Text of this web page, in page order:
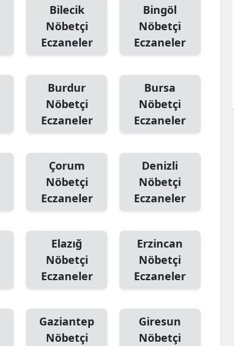
Bilecik
Nöbetçi
Eczaneler
Bingöl
Nöbetçi
Eczaneler
Burdur
Nöbetçi
Eczaneler
Bursa
Nöbetçi
Eczaneler
Çorum
Nöbetçi
Eczaneler
Denizli
Nöbetçi
Eczaneler
Elazığ
Nöbetçi
Eczaneler
Erzincan
Nöbetçi
Eczaneler
Gaziantep
Nöbetçi
Giresun
Nöbetçi